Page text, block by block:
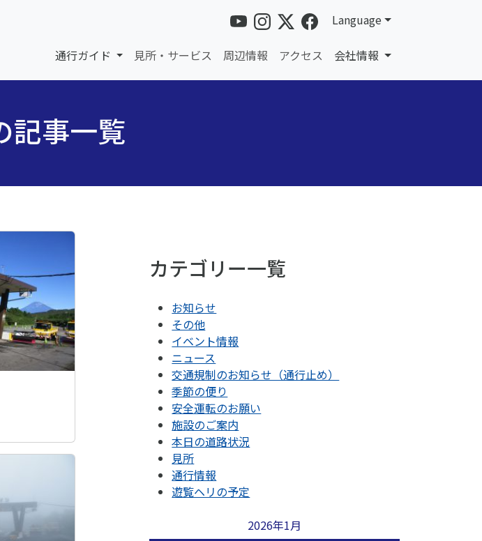
Language
通行ガイド 見所・サービス 周辺情報 アクセス 会社情報
記事一覧
カテゴリー一覧
お知らせ
その他
イベント情報
ニュース
交通規制のお知らせ（通行止め）
季節の便り
安全運転のお願い
施設のご案内
本日の道路状況
見所
通行情報
遊覧ヘリの予定
2026年1月